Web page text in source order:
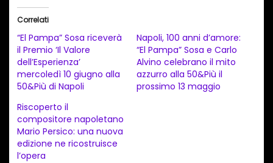
a
m
e
t
o
i
Correlati
“El Pampa” Sosa riceverà
il Premio ‘Il Valore
dell’Esperienza’
mercoledì 10 giugno alla
50&Più di Napoli
Napoli, 100 anni d’amore:
“El Pampa” Sosa e Carlo
Alvino celebrano il mito
azzurro alla 50&Più il
prossimo 13 maggio
Riscoperto il
compositore napoletano
Mario Persico: una nuova
edizione ne ricostruisce
l’opera